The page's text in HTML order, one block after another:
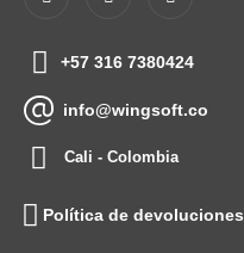
+57 316 7380424
info@wingsoft.co
Cali - Colombia
Política de